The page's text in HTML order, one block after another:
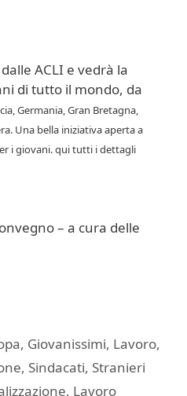
ACLI e vedrà la
di tutto il mondo, da
Germania, Gran Bretagna,
Una bella iniziativa aperta a
i giovani. qui tutti i dettagli
– a cura delle
, Giovanissimi, Lavoro,
, Sindacati, Stranieri
, Lavoro